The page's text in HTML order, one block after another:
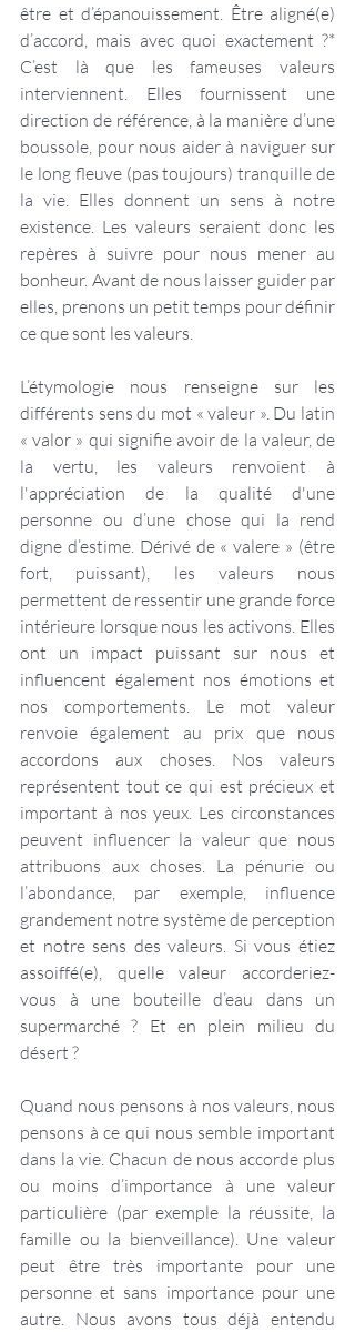
être et d’épanouissement. Être aligné(e)
d’accord, mais avec quoi exactement ?*
C’est là que les fameuses valeurs
interviennent. Elles fournissent une
direction de référence, à la manière d’une
boussole, pour nous aider à naviguer sur
le long fleuve (pas toujours) tranquille de
la vie. Elles donnent un sens à notre
existence. Les valeurs seraient donc les
repères à suivre pour nous mener au
bonheur. Avant de nous laisser guider par
elles, prenons un petit temps pour définir
ce que sont les valeurs.
L’étymologie nous renseigne sur les
différents sens du mot « valeur ». Du latin
« valor » qui signifie avoir de la valeur, de
la vertu, les valeurs renvoient à
l'appréciation de la qualité d'une
personne ou d’une chose qui la rend
digne d’estime. Dérivé de « valere » (être
fort, puissant), les valeurs nous
permettent de ressentir une grande force
intérieure lorsque nous les activons. Elles
ont un impact puissant sur nous et
influencent également nos émotions et
nos comportements. Le mot valeur
renvoie également au prix que nous
accordons aux choses. Nos valeurs
représentent tout ce qui est précieux et
important à nos yeux. Les circonstances
peuvent influencer la valeur que nous
attribuons aux choses. La pénurie ou
l’abondance, par exemple, influence
grandement notre système de perception
et notre sens des valeurs. Si vous étiez
assoiffé(e), quelle valeur accorderiez-
vous à une bouteille d’eau dans un
supermarché ? Et en plein milieu du
désert ?
Quand nous pensons à nos valeurs, nous
pensons à ce qui nous semble important
dans la vie. Chacun de nous accorde plus
ou moins d’importance à une valeur
particulière (par exemple la réussite, la
famille ou la bienveillance). Une valeur
peut être très importante pour une
personne et sans importance pour une
autre. Nous avons tous déjà entendu